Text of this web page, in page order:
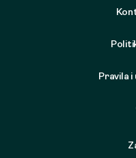
Pravila i